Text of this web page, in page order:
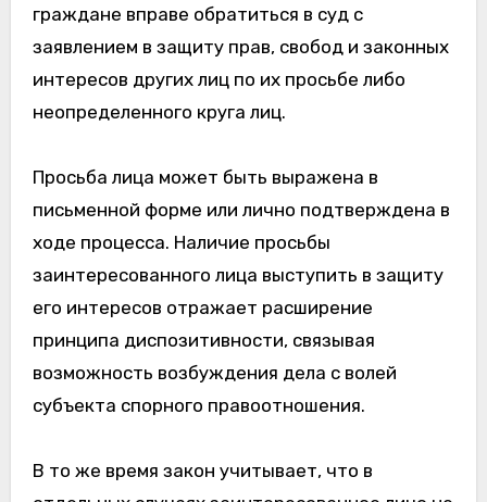
граждане вправе обратиться в суд с
заявлением в защиту прав, свобод и законных
интересов других лиц по их просьбе либо
неопределенного круга лиц.
Просьба лица может быть выражена в
письменной форме или лично подтверждена в
ходе процесса. Наличие просьбы
заинтересованного лица выступить в защиту
его интересов отражает расширение
принципа диспозитивности, связывая
возможность возбуждения дела с волей
субъекта спорного правоотношения.
В то же время закон учитывает, что в